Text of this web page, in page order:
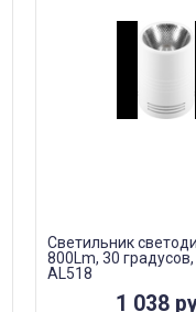
Светильник
800Lm, 30
AL518
1 038